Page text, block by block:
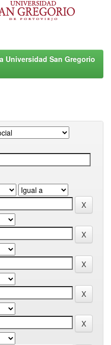
Universidad San Gregorio